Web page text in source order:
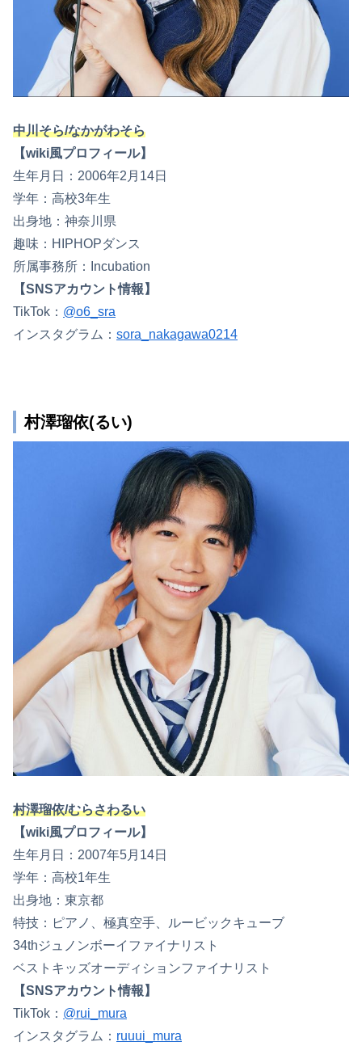
中川そら/なかがわそら
【wiki風プロフィール】
生年月日：2006年2月14日
学年：高校3年生
出身地：神奈川県
趣味：HIPHOPダンス
所属事務所：Incubation
【SNSアカウント情報】
TikTok： @o6_sra
インスタグラム： sora_nakagawa0214
村澤瑠依(るい)
村澤瑠依/むらさわるい
【wiki風プロフィール】
生年月日：2007年5月14日
学年：高校1年生
出身地：東京都
特技：ピアノ、極真空手、ルービックキューブ
34thジュノンボーイファイナリスト
ベストキッズオーディションファイナリスト
【SNSアカウント情報】
TikTok： @rui_mura
インスタグラム： ruuui_mura